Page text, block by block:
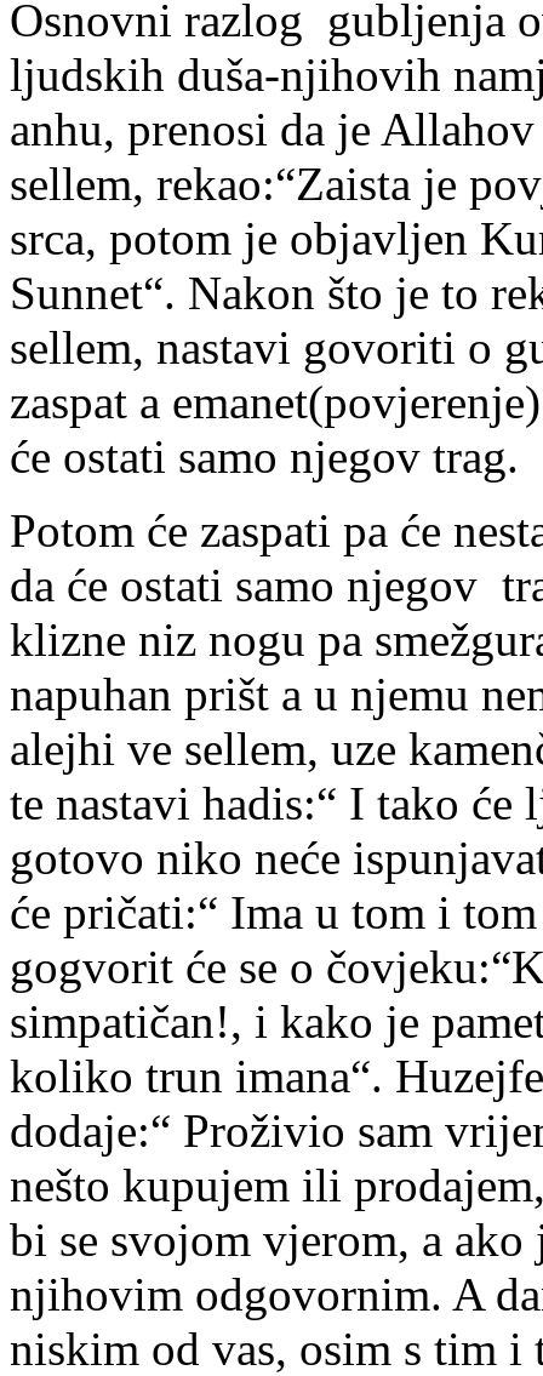
Osnovni razlog gubljenja
ljudskih duša-njihovih
anhu, prenosi da je
sellem, rekao:“Zaista je
srca, potom je objavljen
Sunnet“. Nakon što je to
sellem, nastavi govoriti o
zaspat a
će ostati samo njegov trag.
Potom će zaspati pa će
da će ostati samo njegov
klizne niz nogu pa
napuhan prišt a u njemu
alejhi ve sellem, uze
te nastavi hadis:“ I tako
gotovo niko neće
će pričati:“ Ima u tom i
gogvorit će se o
simpatičan!, i kako je
koliko trun imana“.
dodaje:“ Proživio sam
nešto kupujem ili
bi se svojom vjerom, a
njihovim odgovornim. A
niskim od vas, osim s tim i